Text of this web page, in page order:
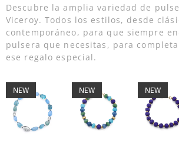
Descubre la amplia variedad de
Viceroy. Todos los estilos, desde
contemporáneo, para que siempre
pulsera que necesitas, para
ese regalo especial.
NEW NEW NEW